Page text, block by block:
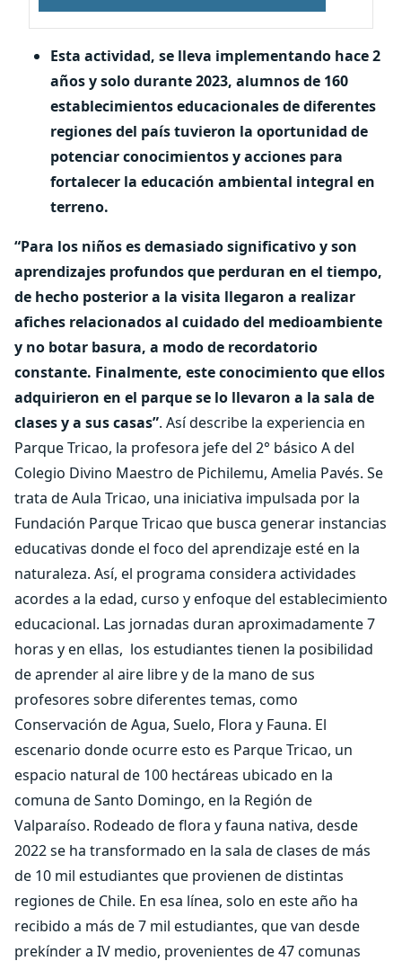
Esta actividad, se lleva implementando hace 2
años y solo durante 2023, alumnos de 160
establecimientos educacionales de diferentes
regiones del país tuvieron la oportunidad de
potenciar conocimientos y acciones para
fortalecer la educación ambiental integral en
terreno.
“Para los niños es demasiado significativo y son
aprendizajes profundos que perduran en el tiempo,
de hecho posterior a la visita llegaron a realizar
afiches relacionados al cuidado del medioambiente
y no botar basura, a modo de recordatorio
constante. Finalmente, este conocimiento que ellos
adquirieron en el parque se lo llevaron a la sala de
clases y a sus casas”. Así describe la experiencia en
Parque Tricao, la profesora jefe del 2° básico A del
Colegio Divino Maestro de Pichilemu, Amelia Pavés. Se
trata de Aula Tricao, una iniciativa impulsada por la
Fundación Parque Tricao que busca generar instancias
educativas donde el foco del aprendizaje esté en la
naturaleza. Así, el programa considera actividades
acordes a la edad, curso y enfoque del establecimiento
educacional. Las jornadas duran aproximadamente 7
horas y en ellas, los estudiantes tienen la posibilidad
de aprender al aire libre y de la mano de sus
profesores sobre diferentes temas, como
Conservación de Agua, Suelo, Flora y Fauna. El
escenario donde ocurre esto es Parque Tricao, un
espacio natural de 100 hectáreas ubicado en la
comuna de Santo Domingo, en la Región de
Valparaíso. Rodeado de flora y fauna nativa, desde
2022 se ha transformado en la sala de clases de más
de 10 mil estudiantes que provienen de distintas
regiones de Chile. En esa línea, solo en este año ha
recibido a más de 7 mil estudiantes, que van desde
prekínder a IV medio, provenientes de 47 comunas